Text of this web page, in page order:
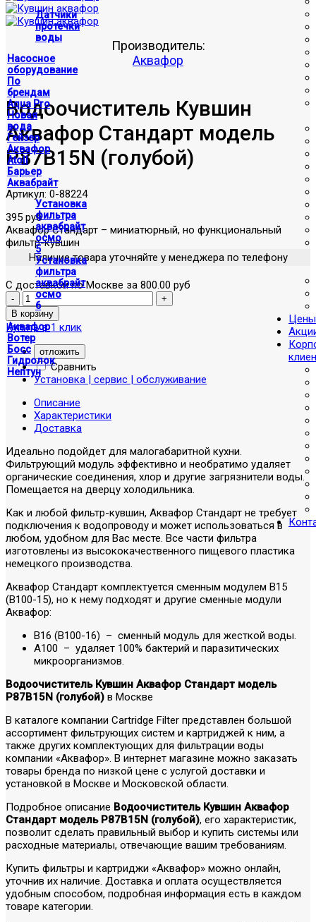
Датчики
протечки
воды
Насосное
оборудование
По
брендам
Aqua Pro
Новая
вода
Гейзер
Аквафор
Atoll
Барьер
Аквабрайт
Установка
фильтра
аквабрайт
осмо
5
Установка
фильтра
аквабрайт
осмо
6
Аквафор
Вотер
Босс
Гидролок
Нептун
Цены
Производитель:
Аквафор
Водоочиститель Кувшин
Аквафор Стандарт модель
P87B15N (голубой)
Артикул: 0-88224
395 руб
Аквафор Стандарт – миниатюрный, но функциональный
фильтр-кувшин
Наличие товара уточняйте у менеджера по телефону
С доставкой по Москве за 800.00 руб
Купить в 1 клик
отложить
Сравнить
Установка | сервис | обслуживание
Описание
Характеристики
Доставка
Идеально подойдет для малогабаритной кухни.
Фильтрующий модуль эффективно и необратимо удаляет
органические соединения, хлор и другие загрязнители воды.
Помещается на дверцу холодильника.
Как и любой фильтр-кувшин, Аквафор Стандарт не требует
подключения к водопроводу и может использоваться в
любом, удобном для Вас месте. Все части фильтра
изготовлены из высококачественного пищевого пластика
немецкого производства.
Аквафор Стандарт комплектуется сменным модулем В15
(В100-15), но к нему подходят и другие сменные модули
Аквафор:
В16 (В100-16) – сменный модуль для жесткой воды.
А100 – удаляет 100% бактерий и паразитических
микроорганизмов.
Водоочиститель Кувшин Аквафор Стандарт модель
P87B15N (голубой) в Москве
В каталоге компании Cartridge Filter представлен большой
ассортимент фильтрующих систем и картриджей к ним, а
также других комплектующих для фильтрации воды
компании «Аквафор». В интернет магазине можно заказать
товары бренда по низкой цене с услугой доставки и
установкой в Москве и Московской области.
Подробное описание Водоочиститель Кувшин Аквафор
Стандарт модель P87B15N (голубой), его характеристик,
позволит сделать правильный выбор и купить системы или
расходные материалы, отвечающие вашим требованиям.
Купить фильтры и картриджи «Аквафор» можно онлайн,
уточнив их наличие. Доставка и оплата осуществляется
удобным способом, подробная информация есть в каждом
товаре категории.